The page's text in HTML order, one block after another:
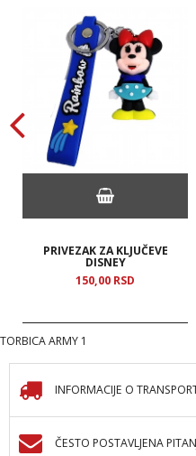
PRIVEZAK ZA KLJUČEVE
DISNEY
150,00 RSD
TORBICA ARMY 1
INFORMACIJE O
ČESTO POSTAVLJENA